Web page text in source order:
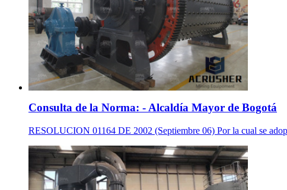
Consulta de la Norma: - Alcaldía Mayor de Bogotá
RESOLUCION 01164 DE 2002 (Septiembre 06) Por la cual se